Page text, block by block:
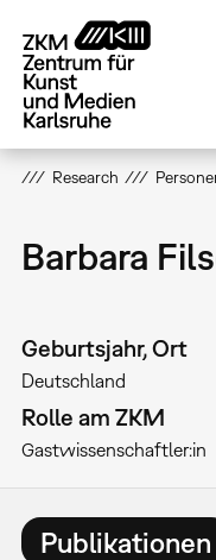
zum
Inhalt
Research
Barbara
Geburtsjahr, Ort
Deutschland
Rolle am ZKM
Gastwissenschaftler:in
Publikationen